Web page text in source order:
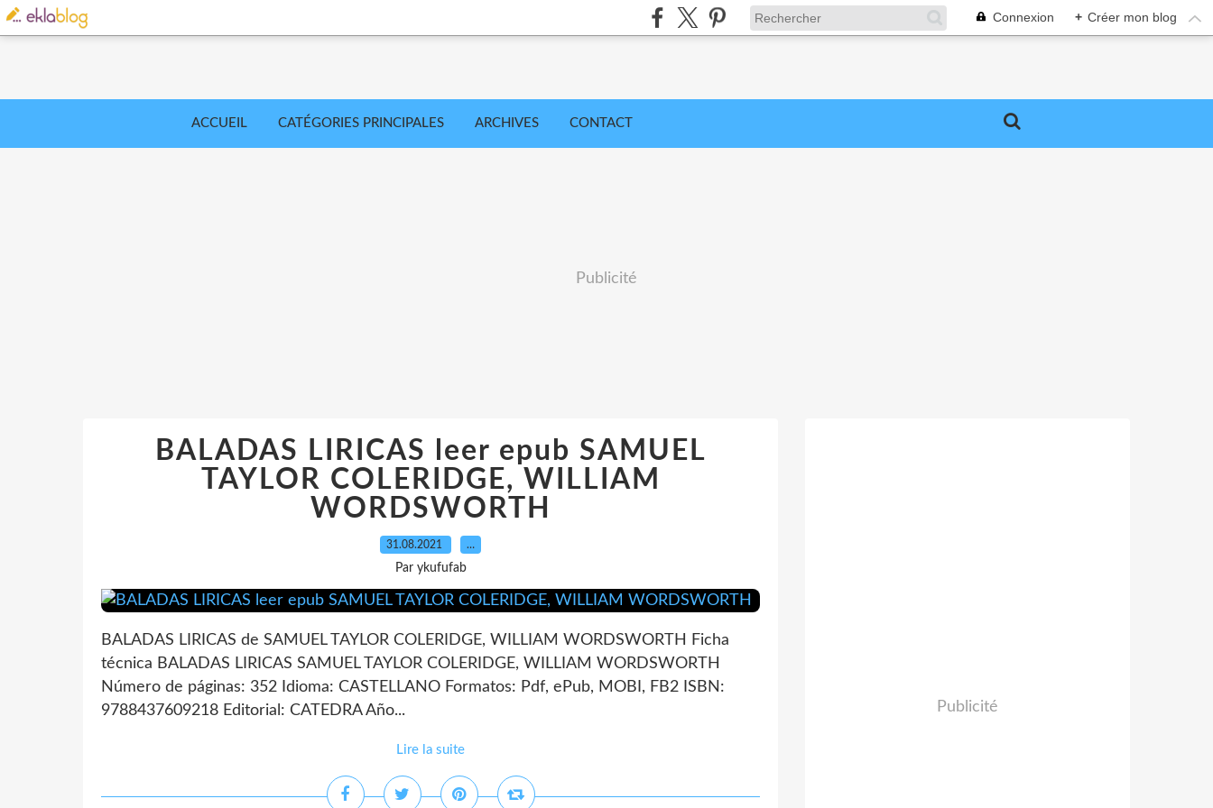
Connexion + Créer mon blog
ACCUEIL CATÉGORIES PRINCIPALES ARCHIVES CONTACT
Publicité
BALADAS LIRICAS leer epub SAMUEL
TAYLOR COLERIDGE, WILLIAM
WORDSWORTH
31.08.2021 …
Par ykufufab
BALADAS LIRICAS de SAMUEL TAYLOR COLERIDGE, WILLIAM WORDSWORTH Ficha
técnica BALADAS LIRICAS SAMUEL TAYLOR COLERIDGE, WILLIAM WORDSWORTH
Número de páginas: 352 Idioma: CASTELLANO Formatos: Pdf, ePub, MOBI, FB2 ISBN:
9788437609218 Editorial: CATEDRA Año...
Lire la suite
Publicité